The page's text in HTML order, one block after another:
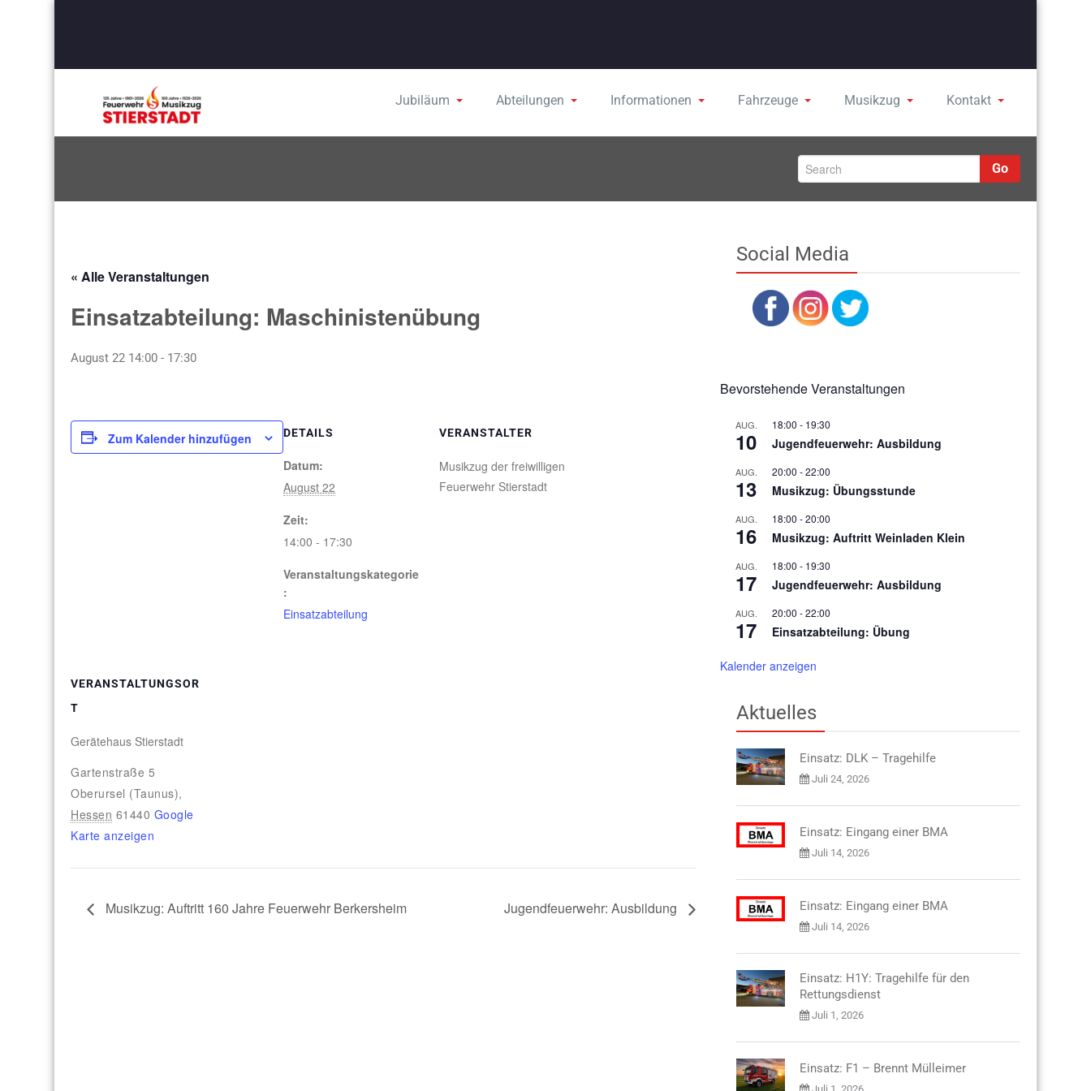
Jubiläum Abteilungen Informationen Fahrzeuge Musikzug Kontakt
Go
« Alle Veranstaltungen
Einsatzabteilung: Maschinistenübung
August 22 14:00 - 17:30
Zum Kalender hinzufügen DETAILS
Datum:
August 22
Zeit:
14:00 - 17:30
Veranstaltungskategorie
:
Einsatzabteilung
VERANSTALTER
Musikzug der freiwilligen
Feuerwehr Stierstadt
VERANSTALTUNGSOR
T
Gerätehaus Stierstadt
Gartenstraße 5
Oberursel (Taunus),
Hessen 61440 Google
Karte anzeigen
Musikzug: Auftritt 160 Jahre Feuerwehr Berkersheim Jugendfeuerwehr: Ausbildung
Social Media
Bevorstehende Veranstaltungen
AUG.
10
18:00 - 19:30
Jugendfeuerwehr: Ausbildung
AUG.
13
20:00 -22:00
Musikzug: Übungsstunde
AUG.
16
18:00 -20:00
Musikzug: Auftritt Weinladen Klein
AUG.
17
18:00 - 19:30
Jugendfeuerwehr: Ausbildung
AUG.
17
20:00 -22:00
Einsatzabteilung: Übung
Kalender anzeigen
Aktuelles
Einsatz: DLK – Tragehilfe
Juli 24, 2026
Einsatz: Eingang einer BMA
Juli 14, 2026
Einsatz: Eingang einer BMA
Juli 14, 2026
Einsatz: H1Y: Tragehilfe für den
Rettungsdienst
Juli 1, 2026
Einsatz: F1 – Brennt Mülleimer